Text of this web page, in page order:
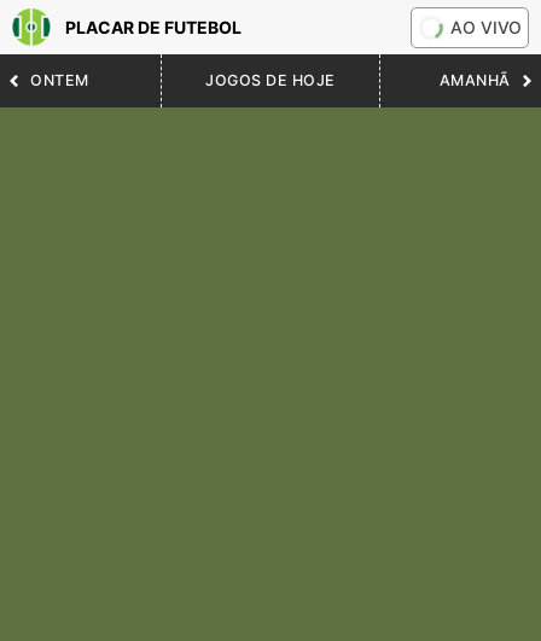
PLACAR DE FUTEBOL AO VIVO
ONTEM JOGOS DE HOJE AMANHÃ